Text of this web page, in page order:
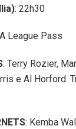
: 22h30
League Pass
: Terry Rozier,
e Al Horford.
: Kemba